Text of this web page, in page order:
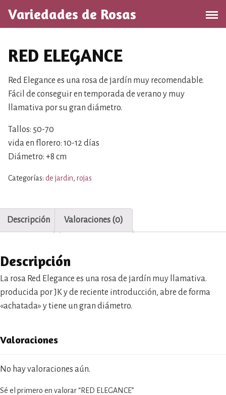
l
Variedades de Rosas
RED ELEGANCE
Red Elegance es una rosa de jardín muy recomendable.
Fácil de conseguir en temporada de verano y muy
llamativa por su gran diámetro.
Tallos: 50-70
vida en florero: 10-12 días
Diámetro: +8 cm
Categorías: de jardin, rojas
Descripción Valoraciones (0)
Descripción
La rosa Red Elegance es una rosa de jardín muy llamativa.
producida por JK y de reciente introducción, abre de forma
«achatada» y tiene un gran diámetro.
Valoraciones
No hay valoraciones aún.
Sé el primero en valorar “RED ELEGANCE”